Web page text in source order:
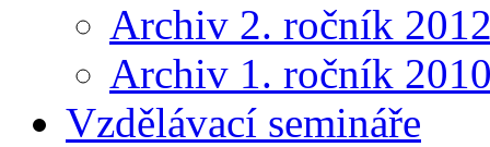
Archiv 2. ročník
Archiv 1. ročník
Vzdělávací semináře